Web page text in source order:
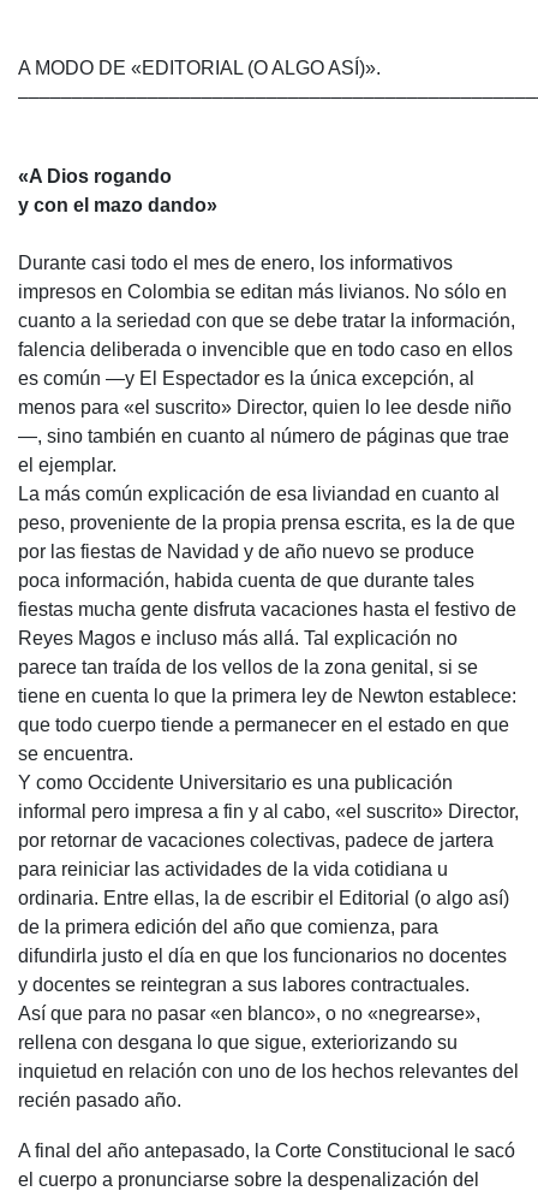
A MODO DE «EDITORIAL (O ALGO ASÍ)».
«A Dios rogando
y con el mazo dando»
Durante casi todo el mes de enero, los informativos
impresos en Colombia se editan más livianos. No sólo en
cuanto a la seriedad con que se debe tratar la información,
falencia deliberada o invencible que en todo caso en ellos
es común —y El Espectador es la única excepción, al
menos para «el suscrito» Director, quien lo lee desde niño
—, sino también en cuanto al número de páginas que trae
el ejemplar.
La más común explicación de esa liviandad en cuanto al
peso, proveniente de la propia prensa escrita, es la de que
por las fiestas de Navidad y de año nuevo se produce
poca información, habida cuenta de que durante tales
fiestas mucha gente disfruta vacaciones hasta el festivo de
Reyes Magos e incluso más allá. Tal explicación no
parece tan traída de los vellos de la zona genital, si se
tiene en cuenta lo que la primera ley de Newton establece:
que todo cuerpo tiende a permanecer en el estado en que
se encuentra.
Y como Occidente Universitario es una publicación
informal pero impresa a fin y al cabo, «el suscrito» Director,
por retornar de vacaciones colectivas, padece de jartera
para reiniciar las actividades de la vida cotidiana u
ordinaria. Entre ellas, la de escribir el Editorial (o algo así)
de la primera edición del año que comienza, para
difundirla justo el día en que los funcionarios no docentes
y docentes se reintegran a sus labores contractuales.
Así que para no pasar «en blanco», o no «negrearse»,
rellena con desgana lo que sigue, exteriorizando su
inquietud en relación con uno de los hechos relevantes del
recién pasado año.
A final del año antepasado, la Corte Constitucional le sacó
el cuerpo a pronunciarse sobre la despenalización del